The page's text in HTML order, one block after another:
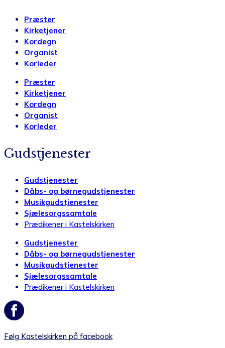
Præster
Kirketjener
Kordegn
Organist
Korleder
Præster
Kirketjener
Kordegn
Organist
Korleder
Gudstjenester
Gudstjenester
Dåbs- og børnegudstjenester
Musikgudstjenester
Sjælesorgssamtale
Prædikener i Kastelskirken
Gudstjenester
Dåbs- og børnegudstjenester
Musikgudstjenester
Sjælesorgssamtale
Prædikener i Kastelskirken
Følg Kastelskirken på facebook